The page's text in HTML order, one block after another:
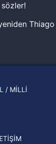
Thiago
Gornik
ardından
Ligi'nde 3.
rakipleri belli
/ MİLLİ